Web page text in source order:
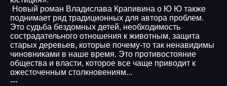
Новый роман Владислава Крапивина о Ю Ю также
поднимает ряд традиционных для автора проблем.
Это судьба бездомных детей, необходимость
сострадательного отношения к животным, защита
старых деревьев, которые почему-то так ненавидимы
чиновниками в наше время. Это противостояние
общества и власти, которое все чаще приводит к
ожесточенным столкновениям...
---